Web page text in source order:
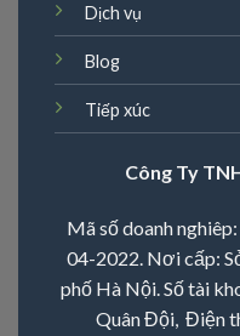
Dịch vụ
Blog
Tiếp xúc
Công Ty
Mã số doanh
04-2022. Nơi cấp:
phố Hà Nội. Số tài
Quân Đội, Điện